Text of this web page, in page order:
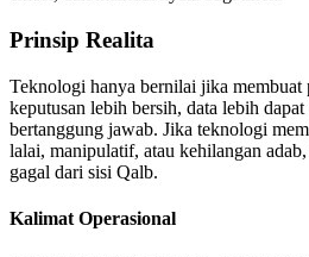
Prinsip Realita
Teknologi hanya bernilai jika membuat
keputusan lebih bersih, data lebih
bertanggung jawab. Jika teknologi
lalai, manipulatif, atau kehilangan
gagal dari sisi Qalb.
Kalimat Operasional